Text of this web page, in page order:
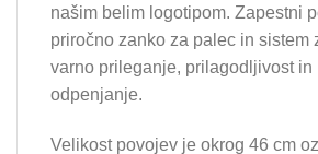
našim belim logotipom. Zapestni
priročno zanko za palec in sistem
varno prileganje, prilagodljivost in
odpenjanje.
Velikost povojev je okrog 46 cm